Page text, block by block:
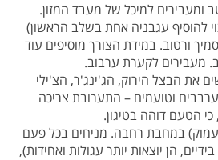
ומעבירים למיכל של מעבד המזון.
להוסיף עגבניה אחת בשלב הראשון)
ורטוב. במידת הצורך מוסיפים עוד
מעבירים לקערת ערבוב.
את הבצל הירוק, הג'ינג'ר, הצ'ילי
וטועמים – התערובת צריכה
הטעם דוהה בטיגון.
במחבת רחבה. מניחים בכל פעם
הן יוצאות יותר עגולות ואחידות),